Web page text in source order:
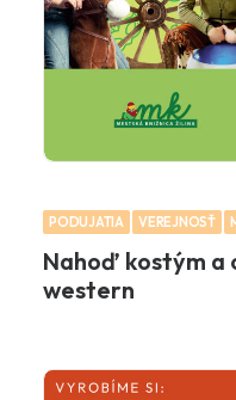
PODUJATIA VEREJNOSŤ
Nahoď kostým a
western